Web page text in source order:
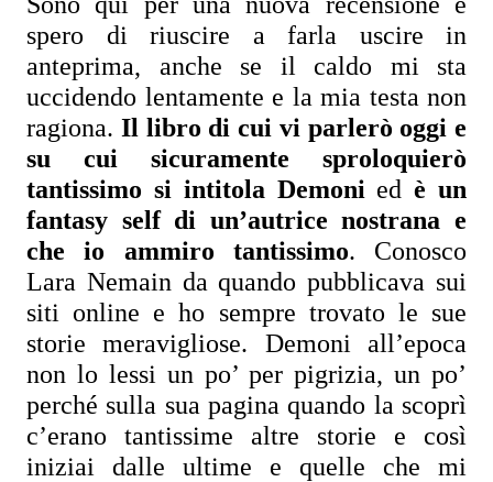
spero di riuscire a farla uscire in
anteprima, anche se il caldo mi sta
uccidendo lentamente e la mia testa non
ragiona. Il libro di cui vi parlerò oggi e
su cui sicuramente sproloquierò
tantissimo si intitola Demoni ed è un
fantasy self di un’autrice nostrana e
che io ammiro tantissimo. Conosco
Lara Nemain da quando pubblicava sui
siti online e ho sempre trovato le sue
storie meravigliose. Demoni all’epoca
non lo lessi un po’ per pigrizia, un po’
perché sulla sua pagina quando la scoprì
c’erano tantissime altre storie e così
iniziai dalle ultime e quelle che mi